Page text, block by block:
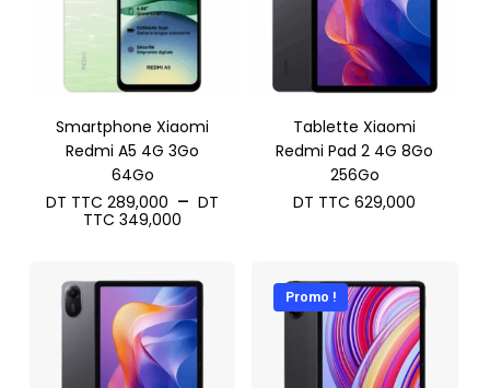
Smartphone Xiaomi
Redmi A5 4G 3Go
64Go
DT TTC 289,000 – DT
TTC 349,000
TTC 289,000
à
DT
TTC 349,000
Tablette Xiaomi
Redmi Pad 2 4G 8Go
256Go
DT TTC 629,000
Promo !